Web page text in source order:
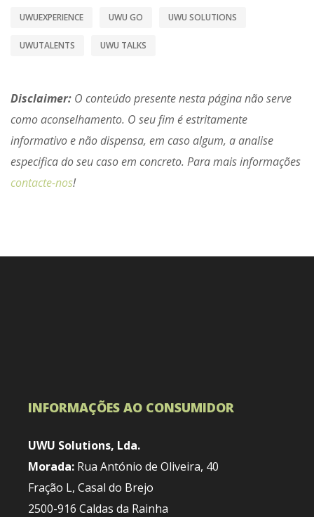
UWUEXPERIENCE UWU GO UWU SOLUTIONS
UWUTALENTS UWU TALKS
Disclaimer: O conteúdo presente nesta página não serve
como aconselhamento. O seu fim é estritamente
informativo e não dispensa, em caso algum, a analise
especifica do seu caso em concreto. Para mais informações
contacte-nos!
INFORMAÇÕES AO CONSUMIDOR
UWU Solutions, Lda.
Morada: Rua António de Oliveira, 40
Fração L, Casal do Brejo
2500-916 Caldas da Rainha